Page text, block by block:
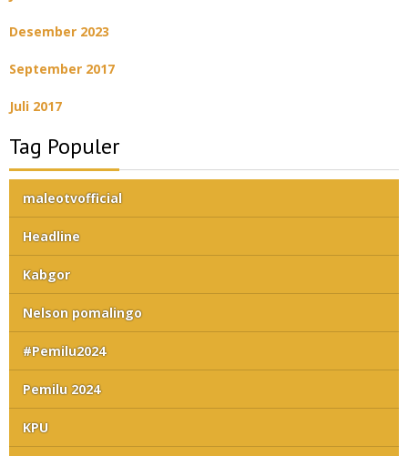
Desember 2023
September 2017
Juli 2017
Tag Populer
maleotvofficial
Headline
Kabgor
Nelson pomalingo
#Pemilu2024
Pemilu 2024
KPU